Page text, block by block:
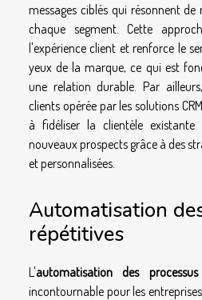
messages ciblés qui résonnent
chaque segment. Cette
l'expérience client et renforce le
yeux de la marque, ce qui est
une relation durable. Par
clients opérée par les solutions
à fidéliser la clientèle
nouveaux prospects grâce à des
et personnalisées.
Automatisation
répétitives
L'automatisation des processus
incontournable pour les